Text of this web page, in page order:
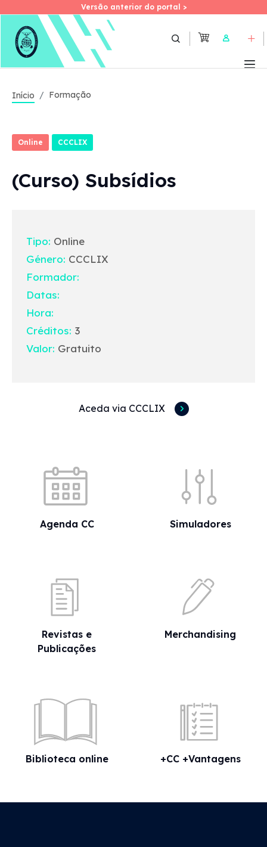
Skip
Versão anterior do portal >
Versão anterior do portal >
User
Início Formação
Online CCCLIX
(Curso) Subsídios
Tipo: Online
Género: CCCLIX
Formador:
Datas:
Hora:
Créditos: 3
Valor: Gratuito
Aceda via CCCLIX
Agenda CC Simuladores
Revistas e
Publicações
Merchandising
Biblioteca online +CC +Vantagens